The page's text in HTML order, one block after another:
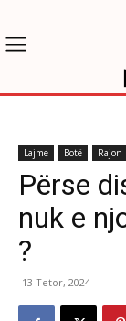
Lajme Botë Rajon
Përse
nuk e
?
13 Tetor, 2024